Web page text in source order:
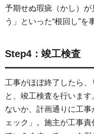
予期せぬ瑕疵（かし）
う」といった“根回し”を
Step4：竣工検査
工事がほぼ終了したら
と、竣工検査を行いま
ないか、計画通りに工
ェック」。施主が工事